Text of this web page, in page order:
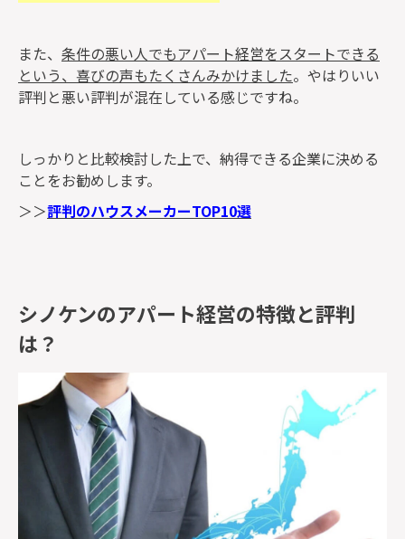
また、 条件の悪い人でもアパート経営をスタートできる
という、喜びの声もたくさんみかけました。やはりいい
評判と悪い評判が混在している感じですね。
しっかりと比較検討した上で、納得できる企業に決める
ことをお勧めします。
＞＞評判のハウスメーカーTOP10選
シノケンのアパート経営の特徴と評判
は？